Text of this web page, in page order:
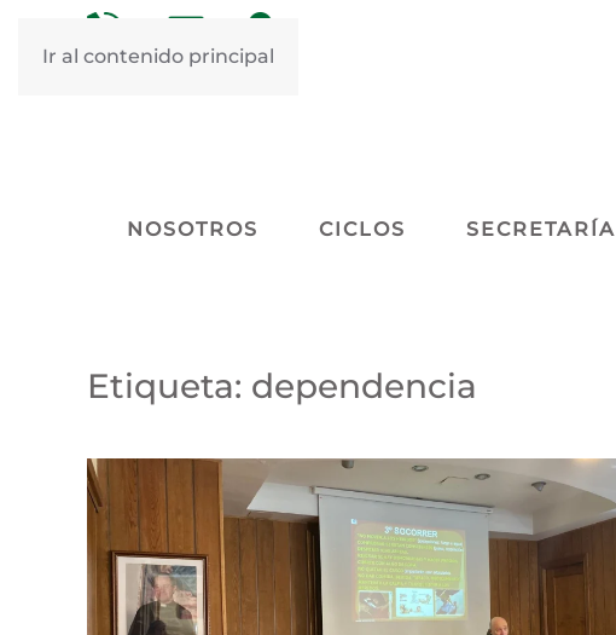
Ir al contenido principal
NOSOTROS CICLOS SECRETARÍA
Etiqueta: dependencia